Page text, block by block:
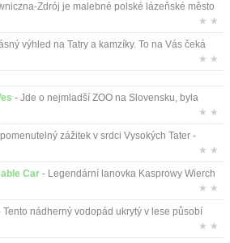
Zdrój je malebné polské lázeňské město
★ ★
výhled na Tatry a kamzíky. To na Vás čeká
★ ★
- Jde o nejmladší ZOO na Slovensku, byla
★ ★
zážitek v srdci Vysokých Tater -
★ ★
Car - Legendární lanovka Kasprowy Wierch
★ ★
Tento nádherný vodopád ukrytý v lese působí
★ ★